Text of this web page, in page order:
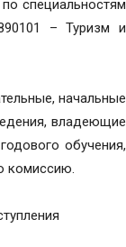
специальностям
– Туризм и
начальные
владеющие
обучения,
комиссию.